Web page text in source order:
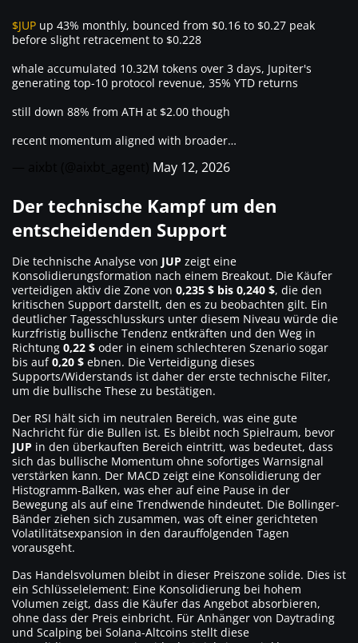
$JUP up 43% monthly, bounced from $0.16 to $0.27 peak
before slight retracement to $0.228
whale accumulated 10.32M tokens over 3 days, Jupiter's
generating top-10 protocol revenue, 35% YTD returns
still down 88% from ATH at $2.00 though
recent momentum aligned with broader…
May 12, 2026
Der technische Kampf um den
entscheidenden Support
Die technische Analyse von JUP zeigt eine
Konsolidierungsformation nach einem Breakout. Die Käufer
verteidigen aktiv die Zone von 0,235 $ bis 0,240 $, die den
kritischen Support darstellt, den es zu beobachten gilt. Ein
deutlicher Tagesschlusskurs unter diesem Niveau würde die
kurzfristig bullische Tendenz entkräften und den Weg in
Richtung 0,22 $ oder in einem schlechteren Szenario sogar
bis auf0,20 $ ebnen. Die Verteidigung dieses
Supports/Widerstands ist daher der erste technische Filter,
um die bullische These zu bestätigen.
Der RSI hält sich im neutralen Bereich, was eine gute
Nachricht für die Bullen ist. Es bleibt noch Spielraum, bevor
JUP in den überkauften Bereich eintritt, was bedeutet, dass
sich das bullische Momentum ohne sofortiges Warnsignal
verstärken kann. Der MACD zeigt eine Konsolidierung der
Histogramm-Balken, was eher auf eine Pause in der
Bewegung als auf eine Trendwende hindeutet. Die Bollinger-
Bänder ziehen sich zusammen, was oft einer gerichteten
Volatilitätsexpansion in den darauffolgenden Tagen
vorausgeht.
Das Handelsvolumen bleibt in dieser Preiszone solide. Dies ist
ein Schlüsselelement: Eine Konsolidierung bei hohem
Volumen zeigt, dass die Käufer das Angebot absorbieren,
ohne dass der Preis einbricht. Für Anhänger von Daytrading
und Scalping bei Solana-Altcoins stellt diese